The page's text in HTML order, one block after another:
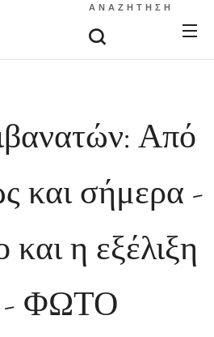
ΑΝΑΖΉΤΗΣΗ
Από
και σήμερα -
η εξέλιξη
- ΦΩΤΟ